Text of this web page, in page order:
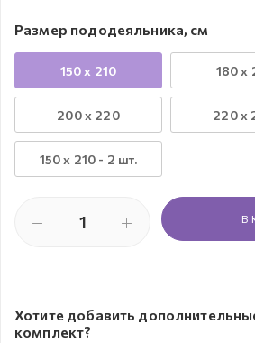
Размер пододеяльника, см
150 x 210 180 x
200 x 220 220 x
150 х 210 - 2 шт.
В
Хотите добавить
комплект?